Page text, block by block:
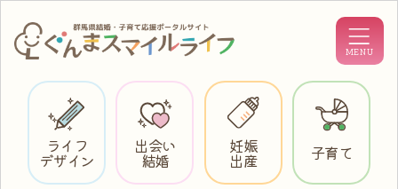
ライフ
デザイン
出会い
結婚
妊娠
出産 子育て